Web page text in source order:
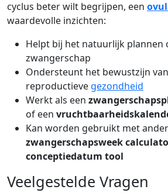
cyclus beter wilt begrijpen, een
waardevolle inzichten:
Helpt bij het natuurlijk plannen
zwangerschap
Ondersteunt het bewustzijn
reproductieve gezondheid
Werkt als een
of een
Kan worden gebruikt met
zwangerschapsweek
conceptiedatum tool
Veelgestelde Vragen